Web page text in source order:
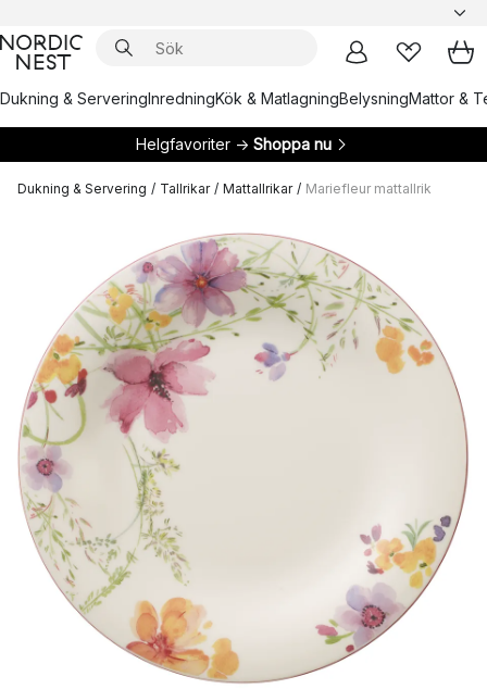
Dukning & ServeringInredningKök & MatlagningBelysningMattor &
Helgfavoriter → Shoppa nu
Dukning & Servering / Tallrikar / Mattallrikar / Mariefleur mattallrik